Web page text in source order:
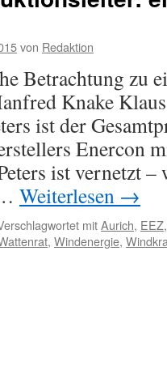
von Redaktion
Betrachtung zu
Knake
ist der
Enercon
ist vernetzt –
Weiterlesen →
mitAurich, EEZ
, Windenergie,